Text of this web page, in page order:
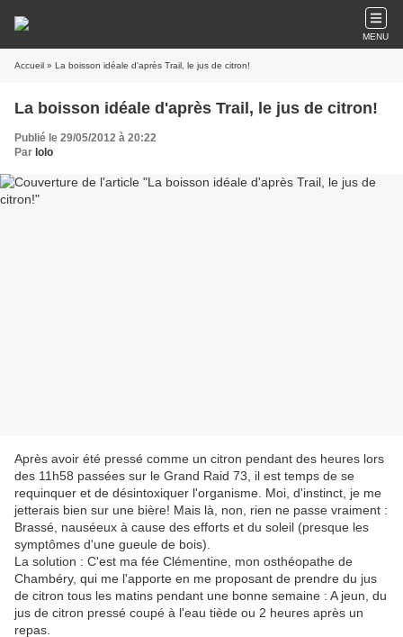
MENU
Accueil » La boisson idéale d'après Trail, le jus de citron!
La boisson idéale d'après Trail, le jus de citron!
Publié le 29/05/2012 à 20:22
Par lolo
Après avoir été pressé comme un citron pendant des heures lors
des 11h58 passées sur le Grand Raid 73, il est temps de se
requinquer et de désintoxiquer l'organisme. Moi, d'instinct, je me
jetterais bien sur une bière! Mais là, non, rien ne passe vraiment :
Brassé, nauséeux à cause des efforts et du soleil (presque les
symptômes d'une gueule de bois).
La solution : C'est ma fée Clémentine, mon osthéopathe de
Chambéry, qui me l'apporte en me proposant de prendre du jus
de citron tous les matins pendant une bonne semaine : A jeun, du
jus de citron pressé coupé à l'eau tiède ou 2 heures après un
repas.